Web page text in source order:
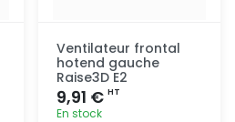
Ventilateur frontal
hotend gauche
Raise3D E2
9,91 € HT
En stock